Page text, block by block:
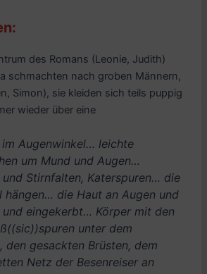
des Romans (Leonie, Judith)
schmachten nach groben Männern,
Simon), sie kleiden sich teils puppig
wieder über eine
im Augenwinkel… leichte
um Mund und Augen…
und Stirnfalten, Katerspuren… die
hängen… die Haut an Augen und
und eingekerbt… Körper mit den
unter dem
den gesackten Brüsten, dem
Netz der Besenreiser an